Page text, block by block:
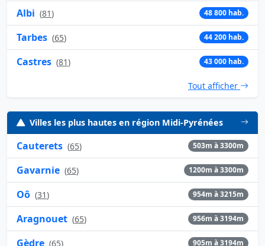
Albi (81) 48 800 hab.
Tarbes (65) 44 200 hab.
Castres (81) 43 000 hab.
Tout afficher
Villes les plus hautes en région Midi-Pyrénées
Cauterets (65) 503m à 3300m
Gavarnie (65) 1200m à 3300m
Oô (31) 954m à 3215m
Aragnouet (65) 956m à 3194m
Gèdre (65) 905m à 3194m